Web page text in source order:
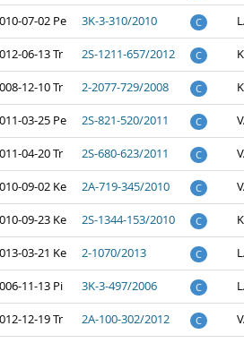
07-02 Pe 3K-3-310/2010 C
06-13 Tr 2S-1211-657/2012 C
12-10 Tr 2-2077-729/2008 C
03-25 Pe 2S-821-520/2011 C
04-20 Tr 2S-680-623/2011 C
09-02 Ke 2A-719-345/2010 C
09-23 Ke 2S-1344-153/2010 C
03-21 Ke 2-1070/2013 C
11-13 Pi 3K-3-497/2006 C
12-19 Tr 2A-100-302/2012 C